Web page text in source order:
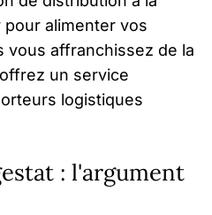
alimenter vos
vous affranchissez de la
un service
logistiques
: l'argument